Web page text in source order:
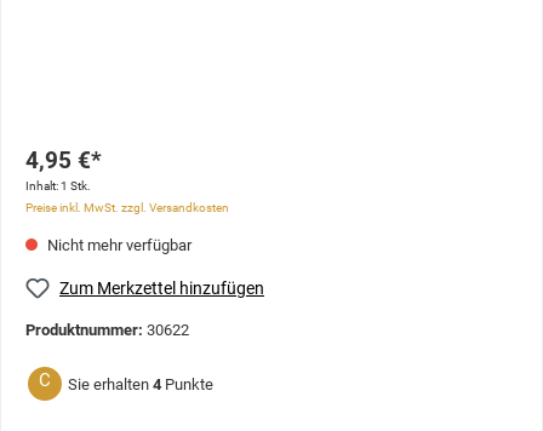
4,95 €*
Inhalt:1 Stk.
Preise inkl. MwSt. zzgl. Versandkosten
Nicht mehr verfügbar
Zum Merkzettel hinzufügen
Produktnummer: 30622
C Sie erhalten 4 Punkte